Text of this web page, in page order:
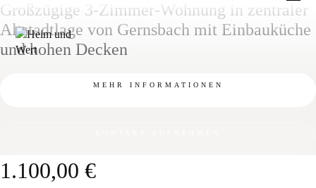
Zum
springen
Großzügige 3-Zimmer-Wohnung in zentraler
Altstadtlage von Gernsbach mit Einbauküche
und hohen Decken
MEHR INFORMATIONEN
1.100,00 €